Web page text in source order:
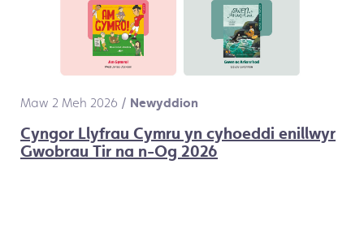
Maw 2 Meh 2026 / Newyddion
Cyngor Llyfrau Cymru yn cyhoeddi enillwyr
Gwobrau Tir na n-Og 2026